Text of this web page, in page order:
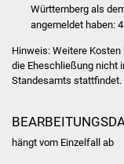
Württemberg als
angemeldet haben:
Hinweis: Weitere
die Eheschließung nicht
Standesamts stattfindet.
hängt vom Einzelfall ab